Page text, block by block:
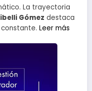
La trayectoria
Gómez destaca
Leer más